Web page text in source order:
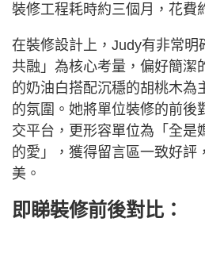
裝修工程耗時約三個月，花費
在裝修設計上，Judy有非常明
共融」為核心考量，偏好簡潔
的奶油白搭配沉穩的胡桃木為
的氛圍。她將單位裝修的前後
交平台，更形容單位為「全是
的愛」，獲得留言區一致好評
美。
即睇裝修前後對比：